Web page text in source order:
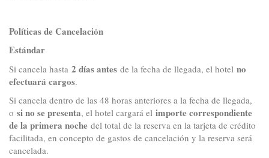
Políticas de Cancelación
Estándar
Si cancela hasta 2 días antes de la fecha de llegada, el hotel no
efectuará cargos.
Si cancela dentro de las 48 horas anteriores a la fecha de llegada,
o si no se presenta, el hotel cargará el importe correspondiente
de la primera noche del total de la reserva en la tarjeta de crédito
facilitada, en concepto de gastos de cancelación y la reserva será
cancelada.